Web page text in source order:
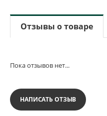
Отзывы о товаре
Пока отзывов нет...
НАПИСАТЬ ОТЗЫВ